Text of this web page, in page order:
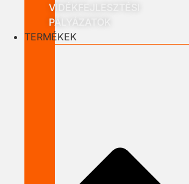
VIDÉKFEJLESZTÉSI
PÁLYÁZATOK
TERMÉKEK